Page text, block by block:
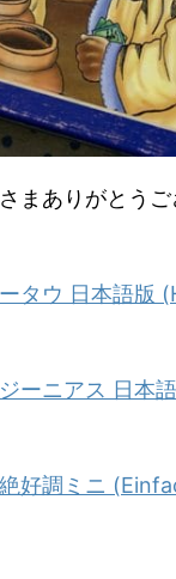
まありがとうご
タウ 日本語版
ーニアス 日本
好調ミニ